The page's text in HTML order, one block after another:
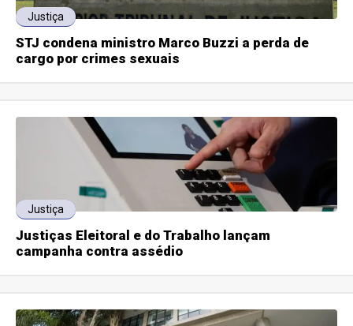
Justiça
STJ condena ministro Marco Buzzi a perda de
cargo por crimes sexuais
Justiça
Justiças Eleitoral e do Trabalho lançam
campanha contra assédio